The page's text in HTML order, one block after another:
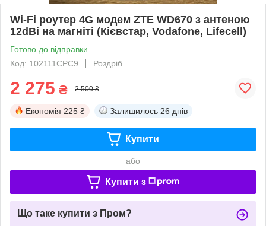
Wi-Fi роутер 4G модем ZTE WD670 з антеною
12dBi на магніті (Кієвстар, Vodafone, Lifecell)
Готово до відправки
Код: 102111CPC9
Роздріб
2 275 ₴ 2 500 ₴
Економія 225 ₴ Залишилось 26 днів
Купити
або
Купити з
Що таке купити з Пром?